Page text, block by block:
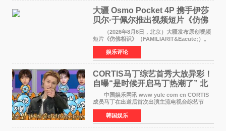
大疆 Osmo Pocket 4P 携手伊莎
贝尔·于佩尔推出视频短片《仿佛
相识》
（2026年8月6日，北京）大疆发布原创视频
短片《仿佛相识》（FAMILIARIT&Eacute;）。
视频短片由戛纳国际电影节最佳女演员伊莎贝尔·
于佩尔（Isabelle Huppert）主演，全程使用大
疆首款双主摄口
娱乐评论
CORTIS马丁综艺首秀大放异彩！
自曝“是时候开启马丁热潮了” 北
美巡演火热进行中
中国娱乐网讯 www yule com cn CORTIS
成员马丁在出道后首次出演主流电视台综艺节
目，展现了多才多艺的魅力。 马丁出演了5日
播出的MBC《Radio Star》Fashion与Passion
之间，I&lsquo;m
韩国娱乐